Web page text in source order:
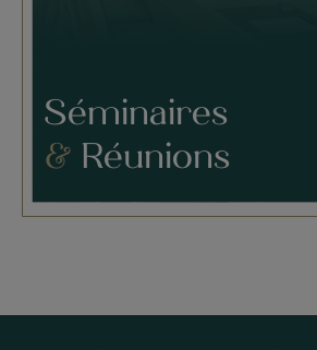
Séminaires
&Réunions